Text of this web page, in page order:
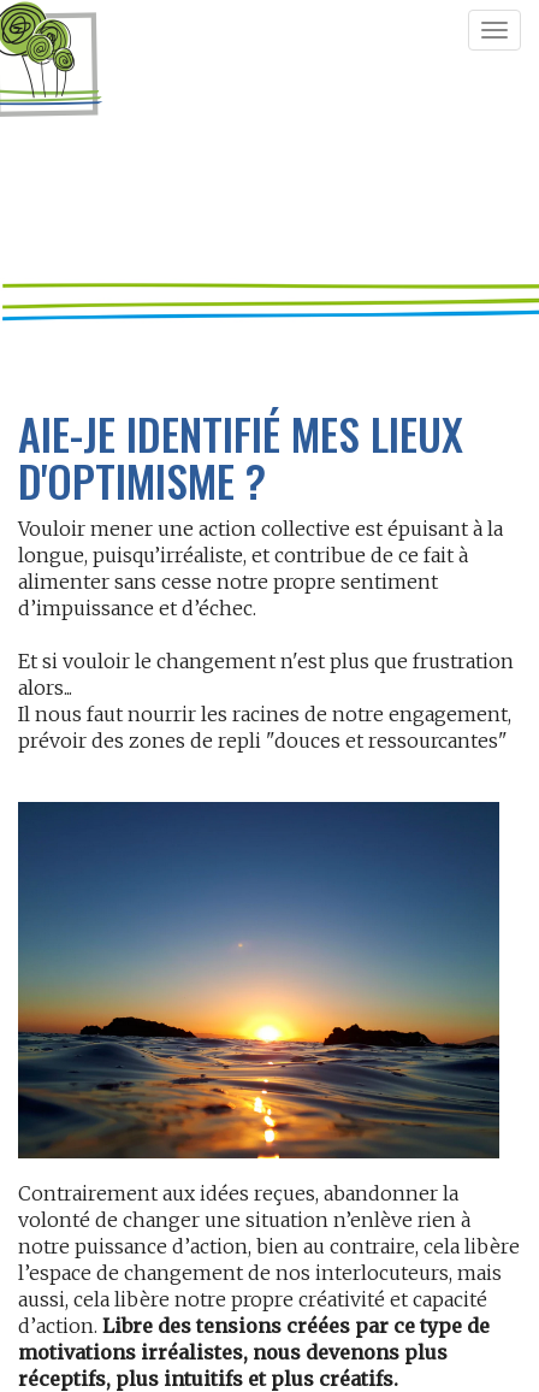
AIE-JE IDENTIFIÉ MES LIEUX
D'OPTIMISME ?
Vouloir mener une action collective est épuisant à la
longue, puisqu’irréaliste, et contribue de ce fait à
alimenter sans cesse notre propre sentiment
d’impuissance et d’échec.
Et si vouloir le changement n'est plus que frustration
alors...
Il nous faut nourrir les racines de notre engagement,
prévoir des zones de repli "douces et ressourcantes"
Contrairement aux idées reçues, abandonner la
volonté de changer une situation n’enlève rien à
notre puissance d’action, bien au contraire, cela libère
l’espace de changement de nos interlocuteurs, mais
aussi, cela libère notre propre créativité et capacité
d’action. Libre des tensions créées par ce type de
motivations irréalistes, nous devenons plus
réceptifs, plus intuitifs et plus créatifs.